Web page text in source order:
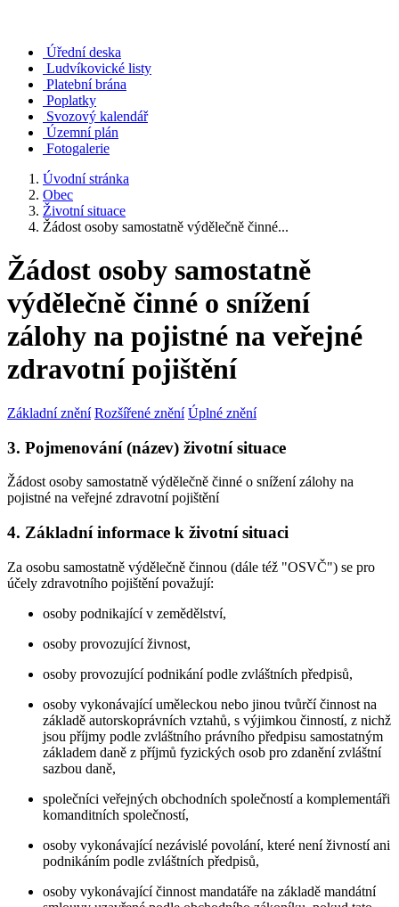
Úřední deska
Ludvíkovické listy
Platební brána
Poplatky
Svozový kalendář
Územní plán
Fotogalerie
Úvodní stránka
Obec
Životní situace
Žádost osoby samostatně výdělečně činné...
Žádost osoby samostatně
výdělečně činné o snížení
zálohy na pojistné na veřejné
zdravotní pojištění
Základní znění Rozšířené znění Úplné znění
3. Pojmenování (název) životní situace
Žádost osoby samostatně výdělečně činné o snížení zálohy na
pojistné na veřejné zdravotní pojištění
4. Základní informace k životní situaci
Za osobu samostatně výdělečně činnou (dále též "OSVČ") se pro
účely zdravotního pojištění považují:
osoby podnikající v zemědělství,
osoby provozující živnost,
osoby provozující podnikání podle zvláštních předpisů,
osoby vykonávající uměleckou nebo jinou tvůrčí činnost na
základě autorskoprávních vztahů, s výjimkou činností, z nichž
jsou příjmy podle zvláštního právního předpisu samostatným
základem daně z příjmů fyzických osob pro zdanění zvláštní
sazbou daně,
společníci veřejných obchodních společností a komplementáři
komanditních společností,
osoby vykonávající nezávislé povolání, které není živností ani
podnikáním podle zvláštních předpisů,
osoby vykonávající činnost mandatáře na základě mandátní